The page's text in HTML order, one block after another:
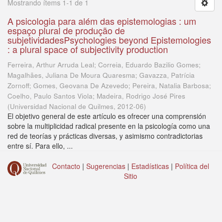
Mostrando ítems 1-1 de 1
A psicologia para além das epistemologias : um
espaço plural de produção de
subjetividadesPsychologies beyond Epistemologies
: a plural space of subjectivity production
Ferreira, Arthur Arruda Leal; Correia, Eduardo Bazilio Gomes;
Magalhães, Juliana De Moura Quaresma; Gavazza, Patrícia
Zornoff; Gomes, Geovana De Azevedo; Pereira, Natalia Barbosa;
Coelho, Paulo Santos Viola; Madeira, Rodrigo José Pires
(Universidad Nacional de Quilmes, 2012-06)
El objetivo general de este artículo es ofrecer una comprensión
sobre la multiplicidad radical presente en la psicología como una
red de teorías y prácticas diversas, y asimismo contradictorias
entre sí. Para ello, ...
Contacto | Sugerencias | Estadísticas | Política del
Sitio